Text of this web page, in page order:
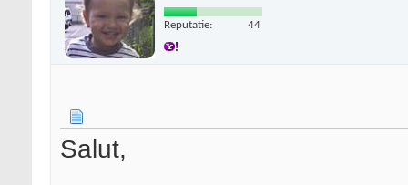
Reputatie: 44
Salut,